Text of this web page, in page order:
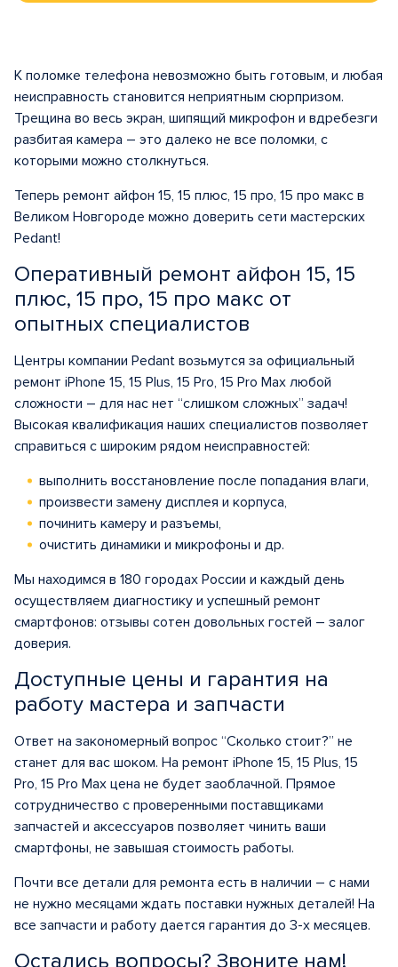
К поломке телефона невозможно быть готовым, и любая
неисправность становится неприятным сюрпризом.
Трещина во весь экран, шипящий микрофон и вдребезги
разбитая камера – это далеко не все поломки, с
которыми можно столкнуться.
Теперь ремонт айфон 15, 15 плюс, 15 про, 15 про макс в
Великом Новгороде можно доверить сети мастерских
Pedant!
Оперативный ремонт айфон 15, 15
плюс, 15 про, 15 про макс от
опытных специалистов
Центры компании Pedant возьмутся за официальный
ремонт iPhone 15, 15 Plus, 15 Pro, 15 Pro Max любой
сложности – для нас нет “слишком сложных” задач!
Высокая квалификация наших специалистов позволяет
справиться с широким рядом неисправностей:
выполнить восстановление после попадания влаги,
произвести замену дисплея и корпуса,
починить камеру и разъемы,
очистить динамики и микрофоны и др.
Мы находимся в 180 городах России и каждый день
осуществляем диагностику и успешный ремонт
смартфонов: отзывы сотен довольных гостей – залог
доверия.
Доступные цены и гарантия на
работу мастера и запчасти
Ответ на закономерный вопрос “Сколько стоит?” не
станет для вас шоком. На ремонт iPhone 15, 15 Plus, 15
Pro, 15 Pro Max цена не будет заоблачной. Прямое
сотрудничество с проверенными поставщиками
запчастей и аксессуаров позволяет чинить ваши
смартфоны, не завышая стоимость работы.
Почти все детали для ремонта есть в наличии – с нами
не нужно месяцами ждать поставки нужных деталей! На
все запчасти и работу дается гарантия до 3-х месяцев.
Остались вопросы? Звоните нам!